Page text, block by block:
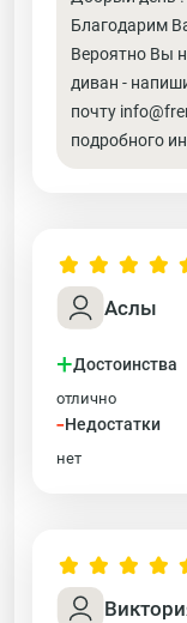
Благодарим
Вероятно Вы
диван -
почту
подробного
Аслы
+Достоинства
отлично
-Недостатки
нет